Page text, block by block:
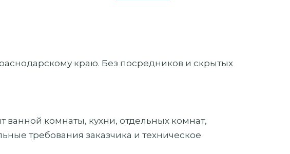
краю. Без посредников и скрытых
комнаты, кухни, отдельных комнат,
требования заказчика и техническое